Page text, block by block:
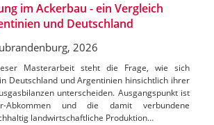
im Ackerbau - ein Vergleich
und Deutschland
2026
Masterarbeit steht die Frage, wie sich
Deutschland und Argentinien hinsichtlich ihrer
unterscheiden. Ausgangspunkt ist
Abkommen und die damit verbundene
landwirtschaftliche Produktion…